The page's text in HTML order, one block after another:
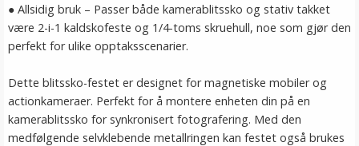
● Allsidig bruk – Passer både kamerablitssko og stativ takket
være 2-i-1 kaldskofeste og 1/4-toms skruehull, noe som gjør den
perfekt for ulike opptaksscenarier.
Dette blitssko-festet er designet for magnetiske mobiler og
actionkameraer. Perfekt for å montere enheten din på en
kamerablitssko for synkronisert fotografering. Med den
medfølgende selvklebende metallringen kan festet også brukes